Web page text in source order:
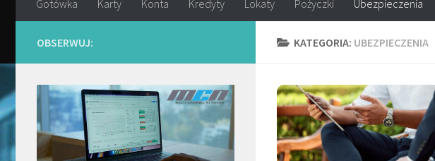
Gotówka Karty Konta Kredyty Lokaty Pożyczki Ubezpieczenia
KATEGORIA: UBEZPIECZENIA
OBSERWUJ: